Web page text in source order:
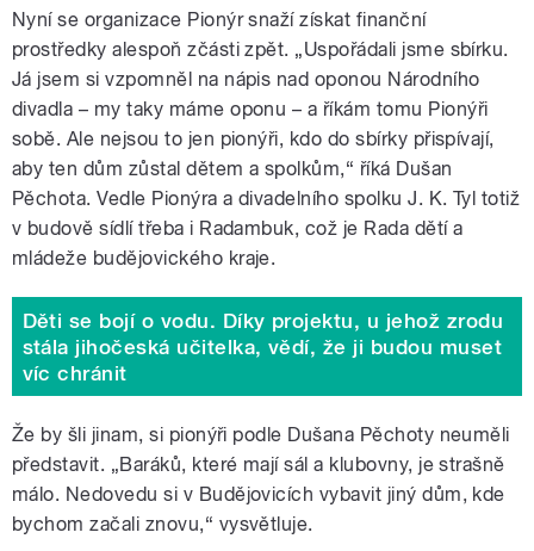
Nyní se organizace Pionýr snaží získat finanční
prostředky alespoň zčásti zpět. „Uspořádali jsme sbírku.
Já jsem si vzpomněl na nápis nad oponou Národního
divadla – my taky máme oponu – a říkám tomu Pionýři
sobě. Ale nejsou to jen pionýři, kdo do sbírky přispívají,
aby ten dům zůstal dětem a spolkům,“ říká Dušan
Pěchota. Vedle Pionýra a divadelního spolku J. K. Tyl totiž
v budově sídlí třeba i Radambuk, což je Rada dětí a
mládeže budějovického kraje.
Děti se bojí o vodu. Díky projektu, u jehož zrodu
stála jihočeská učitelka, vědí, že ji budou muset
víc chránit
Že by šli jinam, si pionýři podle Dušana Pěchoty neuměli
představit. „Baráků, které mají sál a klubovny, je strašně
málo. Nedovedu si v Budějovicích vybavit jiný dům, kde
bychom začali znovu,“ vysvětluje.